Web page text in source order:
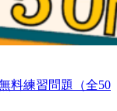
料練習問題（全50